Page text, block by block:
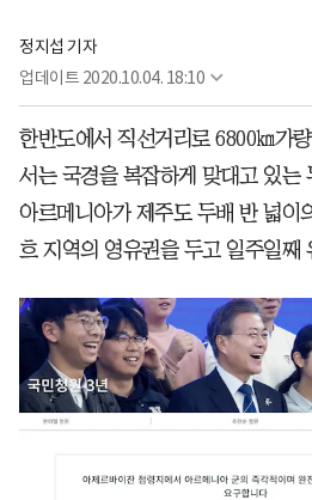
정지섭 기자
업데이트 2020.10.04. 18:10
한반도에서 직선거리로 6800㎞가
서는 국경을 복잡하게 맞대고 있는
아르메니아가 제주도 두배 반 넓이
흐 지역의 영유권을 두고 일주일째